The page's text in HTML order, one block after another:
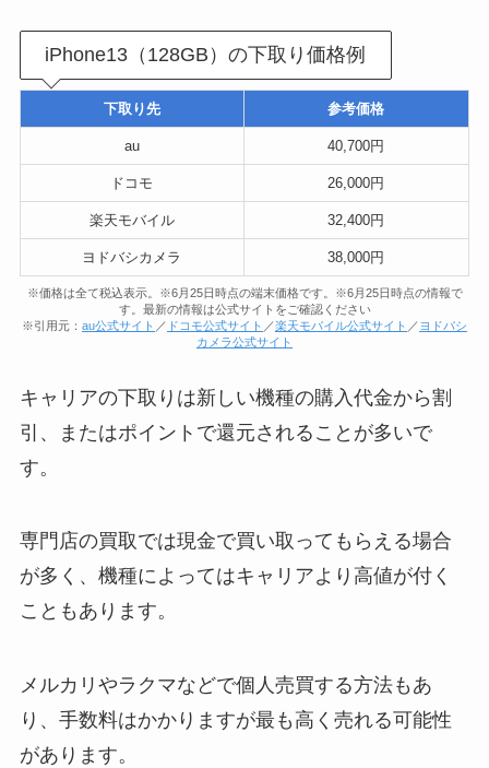
iPhone13（128GB）の下取り価格例
下取り先 参考価格
au 40,700円
ドコモ 26,000円
楽天モバイル 32,400円
ヨドバシカメラ 38,000円
※価格は全て税込表示。※6月25日時点の端末価格です。※6月25日時点の情報で
す。最新の情報は公式サイトをご確認ください
※引用元： au公式サイト ／ ドコモ公式サイト ／楽天モバイル公式サイト ／ ヨドバシ
カメラ公式サイト
キャリアの下取りは新しい機種の購入代金から割
引、またはポイントで還元されることが多いで
す。
専門店の買取では現金で買い取ってもらえる場合
が多く、機種によってはキャリアより高値が付く
こともあります。
メルカリやラクマなどで個人売買する方法もあ
り、手数料はかかりますが最も高く売れる可能性
があります。